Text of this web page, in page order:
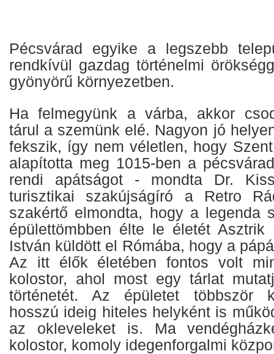
Pécsvárad egyike a legszebb
rendkívül gazdag történelmi
gyönyörű környezetben.
Ha felmegyünk a várba, akkor
tárul a szemünk elé. Nagyon jó
fekszik, így nem véletlen, hogy
alapította meg 1015-ben a
rendi apátságot - mondta Dr.
turisztikai szakújságíró a Retro
szakértő elmondta, hogy a legenda
épülettömbben élte le életét
István küldött el Rómába, hogy a
Az itt élők életében fontos volt
kolostor, ahol most egy tárlat
történetét. Az épületet többször
hosszú ideig hiteles helyként is
az okleveleket is. Ma
kolostor, komoly idegenforgalmi